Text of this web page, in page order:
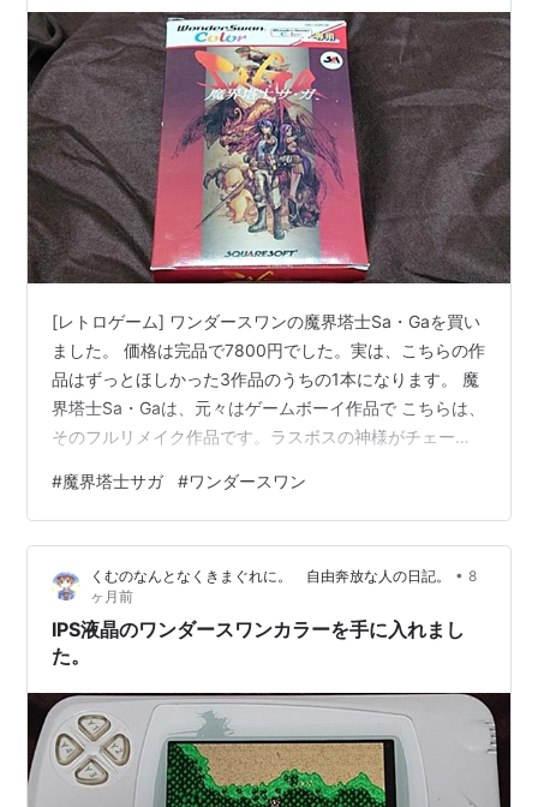
[レトロゲーム] ワンダースワンの魔界塔士Sa・Gaを買い
ました。 価格は完品で7800円でした。実は、こちらの作
品はずっとほしかった3作品のうちの1本になります。 魔
界塔士Sa・Gaは、元々はゲームボーイ作品で こちらは、
そのフルリメイク作品です。ラスボスの神様がチェーン
ルリメイクです（ネタバレ） 中身はこんな感じ。 パッケ
ージもカッコいいけど、ソフトもかっけえなあ（*´ω｀
*） 最高です。 起動は無事にできました。 セーブデータ
も残っております。 （写真はIPS液晶ワンダースワン入
手前に撮りました）魔界塔士Sa・Gaのフルリメイクはワ
ン…
#魔界塔士サガ #ワンダースワン
くむのなんとなくきまぐれに。 自由奔放な人の日記。 • 8
ヶ月前
IPS液晶のワンダースワンカラーを手に入れまし
た。